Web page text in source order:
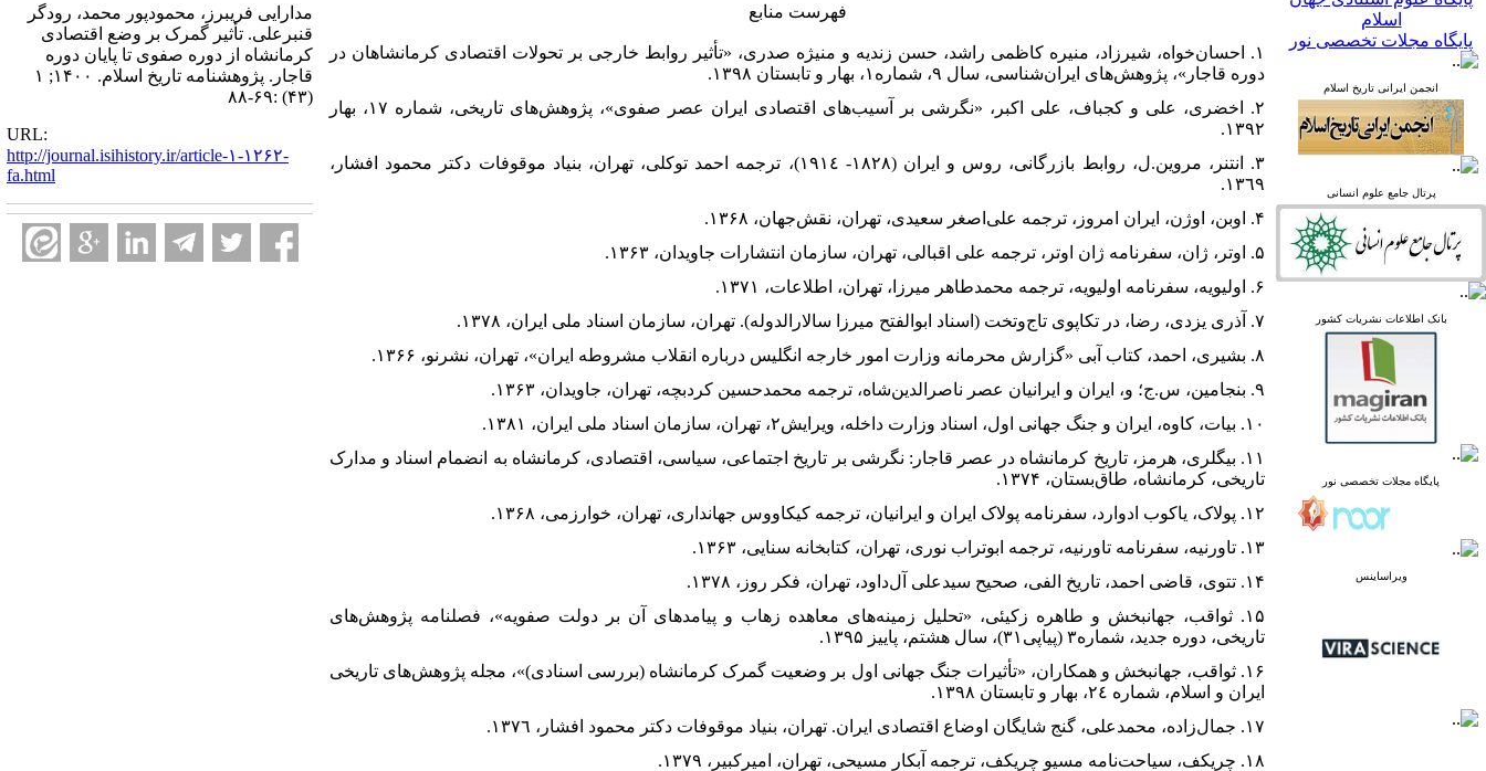
اسلام
پایگاه مجلات تخصصی نور
پایگاه مرکز اطلاعات جهاد
پرتال جامع علوم انسانی
بانک اطلاعات نشریات
کشور
google scholar
linked in
Academia
پژوهشی
پایگاه علوم استنادی جهان
اسلام
پایگاه مجلات تخصصی نور
پایگاه مرکز اطلاعات جهاد
پرتال جامع علوم انسانی
بانک اطلاعات نشریات
google scholar
Academia
انجمن ایرانی تاریخ اسلام
پرتال جامع علوم انسانی
بانک اطلاعات نشریات کشور
پایگاه مجلات تخصصی نور
ویراساینس
فهرست منابع
۱. احسان‌خواه، شیرزاد، منیره کاظمی راشد، حسن زندیه و منیژه صدری، «تأثیر روابط خارجی بر تحولات اقتصادی کرمانشاهان در
دوره قاجار»، پژوهش‌های ایران‌شناسی، سال ۹، شماره۱، بهار و تابستان ۱۳۹۸.
۲. اخضری، علی و کجباف، علی اکبر، «نگرشی بر آسیب‌های اقتصادی ایران عصر صفوی»، پژوهش‌های تاریخی، شماره ۱۷، بهار
۱۳۹۲.
۳. انتنر، مروین.ل، روابط بازرگانی، روس و ایران (١٨٢٨- ١٩١٤)، ترجمه احمد توکلی، تهران، بنیاد موقوفات دکتر محمود افشار،
١٣٦٩.
۴. اوبن، اوژن، ایران امروز، ترجمه علی‌اصغر سعیدی، تهران، نقش‌جهان، ۱۳۶۸.
۵. اوتر، ژان، سفرنامه ژان اوتر، ترجمه علی‌ اقبالی، تهران، سازمان انتشارات جاویدان، ۱۳۶۳.
۶. اولیویه، سفرنامه اولیویه، ترجمه محمدطاهر میرزا، تهران، اطلاعات، ۱۳۷۱.
۷. آذری یزدی، رضا، در تکاپوی تاج‌وتخت (اسناد ابوالفتح میرزا سالارالدوله). تهران، سازمان اسناد ملی ایران، ١٣٧٨.
۸. بشیری، احمد، کتاب آبی «گزارش محرمانه وزارت امور خارجه انگلیس درباره انقلاب مشروطه ایران»، تهران، نشرنو، ۱۳۶۶.
۹. بنجامین، س.ج؛ و، ایران و ایرانیان عصر ناصرالدین‌شاه، ترجمه محمدحسین کردبچه، تهران، جاویدان، ۱۳۶۳.
۱۰. بیات، کاوه، ایران و جنگ جهانی اول، اسناد وزارت داخله، ویرایش٢، تهران، سازمان اسناد ملی ایران‌، ۱۳۸۱.
۱۱. بیگلری، هرمز، تاریخ کرمانشاه در عصر قاجار: نگرشی بر تاریخ اجتماعی، سیاسی، اقتصادی، کرمانشاه به انضمام اسناد و مدارک
تاریخی، کرمانشاه، طاق‌بستان، ۱۳۷۴.
۱۲. پولاک، یاکوب ادوارد، سفرنامه پولاک ایران و ایرانیان، ترجمه کیکاووس جهانداری، تهران، خوارزمی، ۱۳۶۸.
۱۳. تاورنیه، سفرنامه تاورنیه، ترجمه ابوتراب نوری، تهران، کتابخانه سنایی، ۱۳۶۳.
۱۴. تتوی، قاضی احمد، تاریخ الفی، ‌صحیح سیدعلی آل‌داود، تهران، فکر روز، ۱۳۷۸.
۱۵. ثواقب، جهانبخش و طاهره زکیئی، «تحلیل زمینه‌های معاهده زهاب و پیامدهای آن بر دولت صفویه»، فصلنامه پژوهش‌های
تاریخی، دوره جدید، شماره۳ (پیاپی۳۱)، سال هشتم، پاییز ۱۳۹۵.
۱۶. ثواقب، جهانبخش و همکاران، «تأثیرات جنگ جهانی اول بر وضعیت گمرک کرمانشاه (بررسی اسنادی)»، مجله پژوهش‌های تاریخی
ایران و اسلام، شماره ٢٤، بهار و تابستان ١٣٩٨.
۱۷. جمال‌زاده، محمدعلی، گنج شایگان اوضاع اقتصادی ایران. تهران، بنیاد موقوفات دکتر محمود افشار، ١٣٧٦.
۱۸. چریکف، سیاحت‌نامه مسیو چریکف، ترجمه آبکار مسیحی، تهران، امیرکبیر، ۱۳۷۹.
مدارایی فریبرز، محمودپور محمد، رودگر
قنبرعلی. تأثیر گمرک بر وضع اقتصادی
کرمانشاه از دوره صفوی تا پایان دوره
قاجار. پژوهشنامه تاریخ اسلام. ۱۴۰۰; ۱
(۴۳) :۶۹-۸۸
URL:
http://journal.isihistory.ir/article-۱-۱۲۶۲-
fa.html